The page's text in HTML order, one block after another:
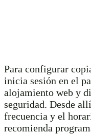
Para configurar
inicia sesión en el
alojamiento web y
seguridad. Desde
frecuencia y el
recomienda